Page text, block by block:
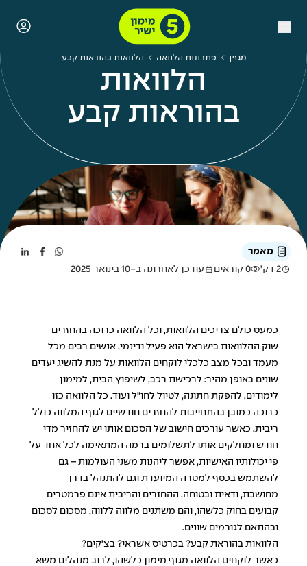
מגזין פתרונות הלוואה הלוואות בהוראות קבע
הלוואות
בהוראות קבע
מאמר
2 דק'
0 קוראים עודכן לאחרונה ב-10 בינואר 2025
כמעט כולם צריכים הלוואות, וכל הלוואה כרוכה בהחזרים
שוק ההלוואות בישראל הוא פעיל ודינמי. אנשים רבים מכל
מעמד ובכל מצב כלכלי לוקחים הלוואות על מנת להשיג יעדים
שונים באופן מהיר: לרכישת רכב, לשיפוץ הבית, למימון
לימודים, להפקת חתונה, לטיול לחו"ל ועוד. כל הלוואה כזו
כרוכה כמובן בהתחייבות להחזרים חודשיים לגוף המלווה כולל
ריבית. כאשר עורכים חישוב של הסכום אותו יש להחזיר מדי
חודש ומחלקים אותו לתשלומים ברמה המתאימה לכל אחד על
פי יכולותיו האישיות, אפשר ליהנות משני העולמות – גם
להשתמש בכסף למטרה המיועדת וגם להתנהל בדרך
מחושבת, ודאית ובטוחה. ההחזרים והריבית אינם פרמטרים
קבועים בחוק כלשהו, והם משתנים מלווה ללווה, מסכום לסכום
ובהתאם לגורמים שונים.
הלוואות בהוראת קבע? בכרטיס אשראי? בצ'קים?
כאשר לוקחים הלוואה מגוף מימון כלשהו, לרוב מנהלים משא